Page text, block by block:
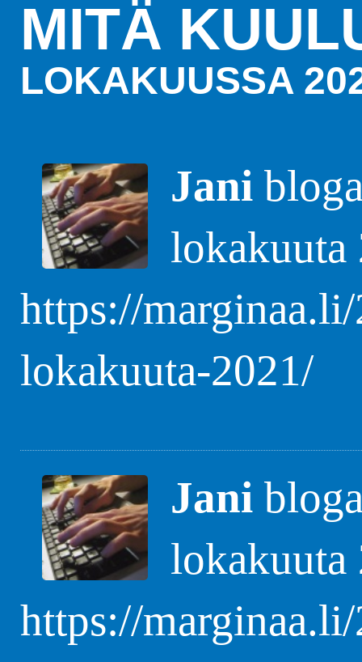
MITÄ
LOKAKUUSSA
Jani
lokakuuta
https://
lokakuuta-2021/
Jani
lokakuuta
https://